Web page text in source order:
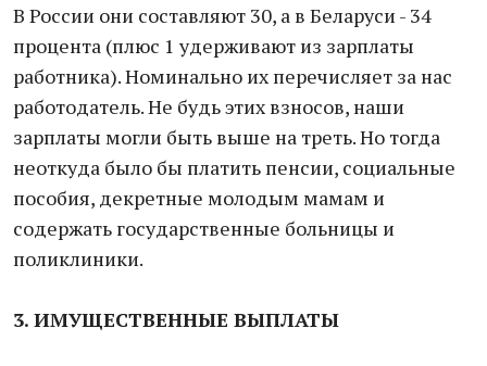
В России они составляют 30, а в Беларуси - 34
процента (плюс 1 удерживают из зарплаты
работника). Номинально их перечисляет за нас
работодатель. Не будь этих взносов, наши
зарплаты могли быть выше на треть. Но тогда
неоткуда было бы платить пенсии, социальные
пособия, декретные молодым мамам и
содержать государственные больницы и
поликлиники.
3. ИМУЩЕСТВЕННЫЕ ВЫПЛАТЫ